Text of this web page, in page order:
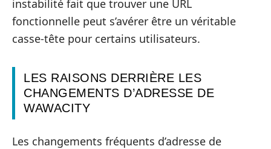
instabilité fait que trouver une URL
fonctionnelle peut s’avérer être un véritable
casse-tête pour certains utilisateurs.
LES RAISONS DERRIÈRE LES
CHANGEMENTS D’ADRESSE DE
WAWACITY
Les changements fréquents d’adresse de